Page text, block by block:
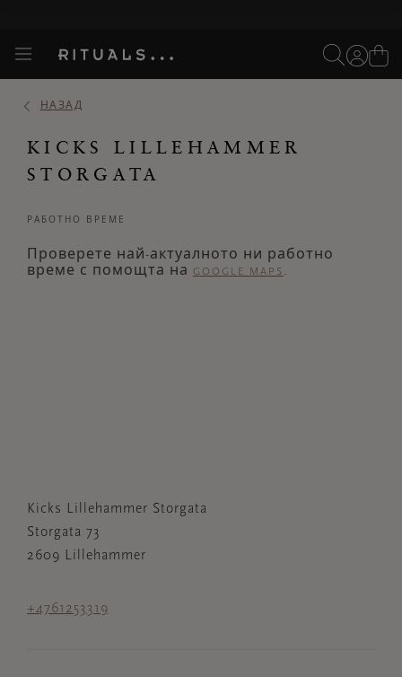
Включете
на
Логото
на
Rituals
Търся...
Търся...
акаунт
НАЗАД
KICKS LILLEHAMMER
STORGATA
РАБОТНО ВРЕМЕ
Проверете най-актуалното ни работно
време с помощта на GOOGLE MAPS .
Kicks Lillehammer Storgata
Storgata 73
2609 Lillehammer
+4761253319